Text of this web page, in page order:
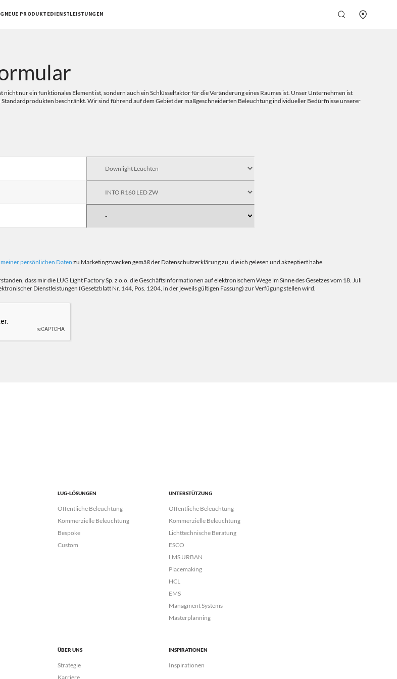
NEUE PRODUKTEDIENSTLEISTUNGEN
nicht nur ein funktionales Element ist, sondern auch ein Schlüsselfaktor für die Veränderung eines Raumes ist. Unser Unternehmen ist
Standardprodukten beschränkt. Wir sind führend auf dem Gebiet der maßgeschneiderten Beleuchtung individueller Bedürfnisse unserer
persönlichen Daten zu Marketingzwecken gemäß der Datenschutzerklärung zu, die ich gelesen und akzeptiert habe.
dass mir die LUG Light Factory Sp. z o.o. die Geschäftsinformationen auf elektronischem Wege im Sinne des Gesetzes vom 18. Juli
Dienstleistungen (Gesetzblatt Nr. 144, Pos. 1204, in der jeweils gültigen Fassung) zur Verfügung stellen wird.
LUG-LÖSUNGEN
Öffentliche Beleuchtung
Kommerzielle Beleuchtung
Bespoke
Custom
UNTERSTÜTZUNG
Öffentliche Beleuchtung
Kommerzielle Beleuchtung
Lichttechnische Beratung
ESCO
LMS URBAN
Placemaking
HCL
EMS
Managment Systems
Masterplanning
ÜBER UNS
Strategie
Karriere
INSPIRATIONEN
Inspirationen